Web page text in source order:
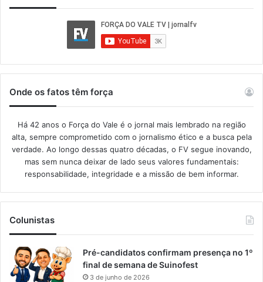
Onde os fatos têm força
Há 42 anos o Força do Vale é o jornal mais lembrado na região
alta, sempre comprometido com o jornalismo ético e a busca pela
verdade. Ao longo dessas quatro décadas, o FV segue inovando,
mas sem nunca deixar de lado seus valores fundamentais:
responsabilidade, integridade e a missão de bem informar.​
Colunistas
Pré-candidatos confirmam presença no 1º
final de semana de Suinofest
3 de junho de 2026